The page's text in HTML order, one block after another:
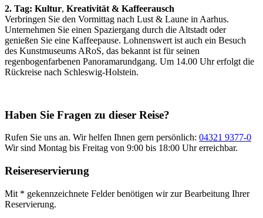
2. Tag: Kultur, Kreativität & Kaffeerausch
Verbringen Sie den Vormittag nach Lust & Laune in Aarhus.
Unternehmen Sie einen Spaziergang durch die Altstadt oder
genießen Sie eine Kaffeepause. Lohnenswert ist auch ein Besuch
des Kunstmuseums ARoS, das bekannt ist für seinen
regenbogenfarbenen Panoramarundgang. Um 14.00 Uhr erfolgt die
Rückreise nach Schleswig-Holstein.
Haben Sie Fragen zu dieser Reise?
Rufen Sie uns an. Wir helfen Ihnen gern persönlich: 04321 9377-0
Wir sind Montag bis Freitag von 9:00 bis 18:00 Uhr erreichbar.
Reisereservierung
Mit * gekennzeichnete Felder benötigen wir zur Bearbeitung Ihrer
Reservierung.